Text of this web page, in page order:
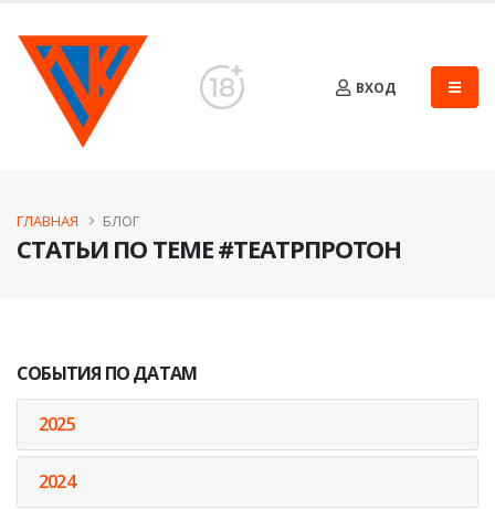
ВХОД
СТАТЬИ ПО ТЕМЕ #ТЕАТРПРОТОН
ГЛАВНАЯ БЛОГ
СОБЫТИЯ ПО ДАТАМ
2025
2024